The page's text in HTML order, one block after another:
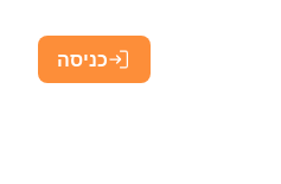
כניסה